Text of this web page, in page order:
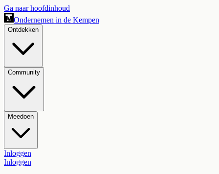
Ga naar hoofdinhoud
Ondernemen in de Kempen
Ontdekken
Community
Meedoen
Inloggen
Inloggen